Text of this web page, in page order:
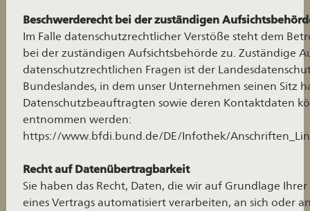
Beschwerderecht bei der zuständigen
Im Falle datenschutzrechtlicher Verstöße steht dem
bei der zuständigen Aufsichtsbehörde zu. Zuständige
datenschutzrechtlichen Fragen ist der
Bundeslandes, in dem unser Unternehmen seinen Sitz
Datenschutzbeauftragten sowie deren Kontaktdaten
entnommen werden:
https://www.bfdi.bund.de/DE/Infothek/
Recht auf Datenübertragbarkeit
Sie haben das Recht, Daten, die wir auf Grundlage
eines Vertrags automatisiert verarbeiten, an sich oder